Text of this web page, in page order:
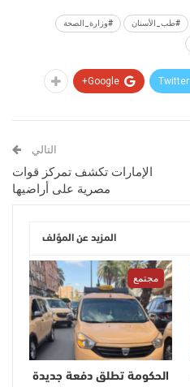
#طب_الأسنان #وزارة_الصحة
Twitter
Google+
التالي
الإمارات تكشف تمركز قوات
مصرية على أراضيها
المزيد عن المؤلف
مجتمع
الحكومة تطلق دفعة جديدة